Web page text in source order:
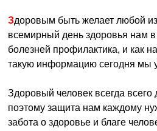
Здоровым быть желает любой
всемирный день здоровья нам в
болезней профилактика, и как
такую информацию сегодня мы
Здоровый человек всегда всего
поэтому защита нам каждому
забота о здоровье и благе